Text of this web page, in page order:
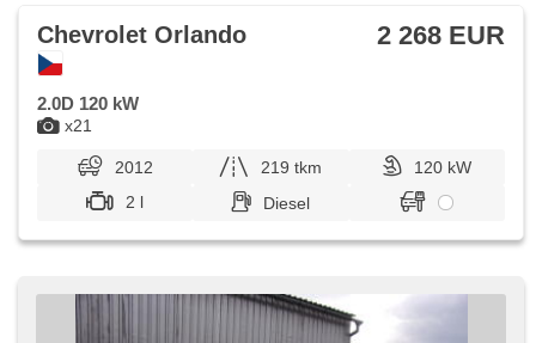
x21
Chevrolet Orlando 2 268 EUR
2.0D 120 kW
2012 219 tkm
120 kW
2 l
Diesel